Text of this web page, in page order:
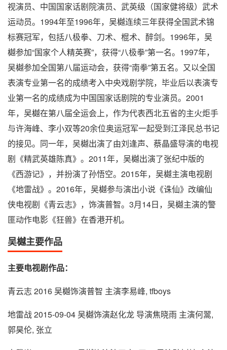
视演员、中国国家话剧院演员、武英级（国家健将级）武术
运动员。1994年至1996年，吴樾连续三年获得全国武术锦
标赛冠军，包括八极拳、刀术、棍术、醉剑。1996年，吴
樾参加“国家个人精英赛”，获得“八极拳”第一名。1997年，
吴樾参加全国第八届运动会，获得“南拳”第五名。又以全国
表演专业第一名的成绩考入中央戏剧学院，毕业后以表演专
业第一名的成绩成为中国国家话剧院的专业演员。2001
年，吴樾在第八届全运会上，作为代表西北五省的主火炬手
与许海峰、李小双等20余位奥运冠军一起受到江泽民总书记
的接见。同一年，吴樾出演了由刘逢声、蔡晶盛导演的电视
剧《精武英雄陈真》。2011年，吴樾出演了张纪中版的
《西游记》，并扮演了孙悟空。2015年，吴樾主演电视剧
《地雷战》。2016年，吴樾参与演出小说《诛仙》改编仙
侠电视剧《青云志》，饰演普智。3月14日，吴樾主演的警
匪动作电影《狂兽》在香港开机。
吴樾主要作品
主要电视剧作品：
青云志 2016 吴樾饰演普智 主演李易峰, tfboys
地雷战 2015-09-04 吴樾饰演赵化龙 导演焦晓雨 主演何翯,
郭昊伦, 张立